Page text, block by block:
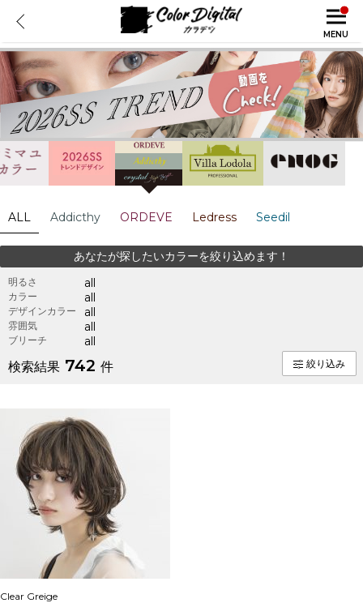
MENU
ALL Addicthy ORDEVE Ledress Seedil
あなたが探したいカラーを絞り込めます！
明るさ all
カラー all
デザインカラー all
雰囲気 all
ブリーチ all
検索結果 742 件 絞り込み
Clear Greige